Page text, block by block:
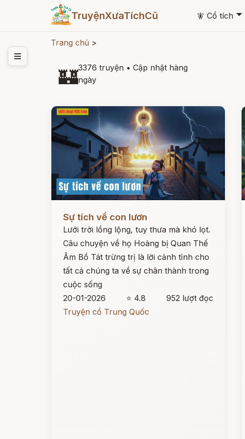
TruyệnXưaTíchCũ 🧚 Cổ tích 🞃
Trang chủ >
🏰3376 truyện • Cập nhật hàng
ngày
Sự tích về con lươn
Lưới trời lồng lộng, tuy thưa mà khó lọt.
Câu chuyện về họ Hoàng bị Quan Thế
Âm Bồ Tát trừng trị là lời cảnh tỉnh cho
tất cả chúng ta về sự chân thành trong
cuộc sống
20-01-2026
⭐ 4.8
952 lượt đọc
Truyện cổ Trung Quốc